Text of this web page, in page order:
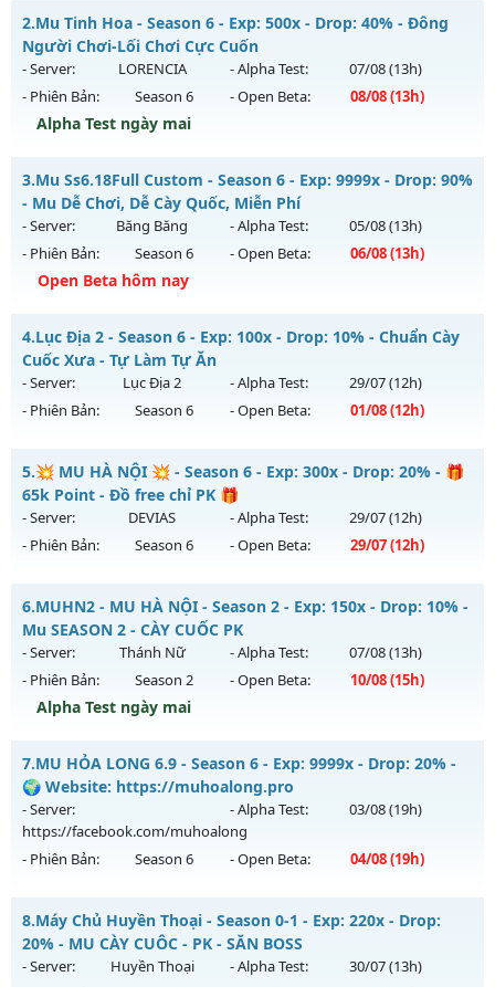
__MU TRUỜNG KỲ__ - CAM KẾT LÂU DÀI NHÉ
Mu mới ra tháng 08 2026 - Mở máy chủ
ngày 03/08/2626
Exp: 200x - Drop: 20%
Kiểu reset: Reset In Game
Antihack: GoldShield
2.Mu Tinh Hoa - Season 6 - Exp: 500x - Drop: 40% - Đông
Người Chơi-Lối Chơi Cực Cuốn
- Server: LORENCIA - Alpha Test: 07/08(13h)
- Phiên Bản:
Season 6 - Open Beta: 08/08(13h)
Alpha Test ngày mai
Mu Tinh Hoa - Đông Người Chơi-Lối Chơi Cực Cuốn
Mu mới ra tháng 08 2026 - Mở máy chủ
ngày 08/08/2626
Exp: 500x - Drop: 40%
Kiểu reset: Reset In Game
Antihack: Anti Vip
3.Mu Ss6.18Full Custom - Season 6 - Exp: 9999x - Drop: 90%
- Mu Dễ Chơi, Dễ Cày Quốc, Miễn Phí
- Server: Băng Băng - Alpha Test: 05/08(13h)
- Phiên Bản:
Season 6 - Open Beta: 06/08(13h)
Open Beta hôm nay
Mu Ss6.18Full Custom - Mu Dễ Chơi, Dễ Cày Quốc, Miễn Phí
Mu mới ra tháng 08 2026 - Mở máy chủ
ngày 06/08/2626
Exp: 9999x - Drop: 90%
Thể loại: Mu Custom thêm đồ mới
Antihack: Gold dragon
4.Lục Địa 2 - Season 6 - Exp: 100x - Drop: 10% - Chuẩn Cày
Cuốc Xưa - Tự Làm Tự Ăn
- Server: Lục Địa 2 - Alpha Test: 29/07(12h)
- Phiên Bản:
Season 6 - Open Beta: 01/08(12h)
Lục Địa 2 - Chuẩn Cày Cuốc Xưa - Tự Làm Tự Ăn
Mu mới ra tháng 08 2026 - Mở máy chủ
ngày 01/08/2626
Exp: 100x - Drop: 10%
Thể loại: Mu Nguyên bản Webzen
Antihack: Chống Hack
5.💥 MU HÀ NỘI 💥 - Season 6 - Exp: 300x - Drop: 20% - 🎁
65k Point - Đồ free chỉ PK 🎁
- Server: DEVIAS - Alpha Test: 29/07(12h)
- Phiên Bản:
Season 6 - Open Beta: 29/07(12h)
💥 MU HÀ NỘI 💥 - 🎁 65k Point - Đồ free chỉ PK 🎁
Mu mới ra tháng 07 2026 - Mở máy chủ
ngày 29/07/2626
Exp: 300x - Drop: 20%
Kiểu reset: Reset In Game
Thể loại: Mu Custom thêm đồ mới
Antihack: BDCAM
6.MUHN2 - MU HÀ NỘI - Season 2 - Exp: 150x - Drop: 10% -
Mu SEASON 2 - CÀY CUỐC PK
- Server: Thánh Nữ - Alpha Test: 07/08(13h)
- Phiên Bản:
Season 2 - Open Beta: 10/08(15h)
Alpha Test ngày mai
MUHN2 - MU HÀ NỘI - Mu SEASON 2 - CÀY CUỐC PK
Mu mới ra tháng 08 2026 - Mở máy chủ
ngày 10/08/2626
Exp: 150x - Drop: 10%
Antihack: IGMU.DEV
7.MU HỎA LONG 6.9 - Season 6 - Exp: 9999x - Drop: 20% -
🌍 Website: https://muhoalong.pro
- Server:
https://facebook.com/muhoalong
- Alpha Test: 03/08(19h)
- Phiên Bản: Season 6 - Open Beta: 04/08(19h)
MU HỎA LONG 6.9 - 🌍 Website: https://muhoalong.pro
Mu mới ra tháng 08 2026 - Mở máy chủ
https://facebook.com/muhoalongvào 19h ngày
8.Máy Chủ Huyền Thoại - Season 0-1 - Exp: 220x - Drop:
20% - MU CÀY CUÔC - PK - SĂN BOSS
- Server: Huyền Thoại - Alpha Test: 30/07(13h)